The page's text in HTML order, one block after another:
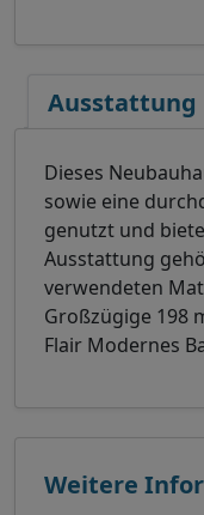
Ausstattung
Dieses
sowie eine
genutzt und
Ausstattung
verwendeten
Großzügige 198
Flair Modernes
Weitere